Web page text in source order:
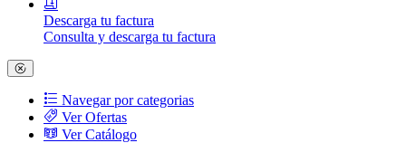
Descarga tu factura
Consulta y descarga tu factura
Navegar por categorias
Ver Ofertas
Ver Catálogo